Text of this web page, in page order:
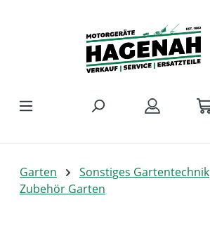
Garten
Sonstiges Gartentechnik
Zubehör Garten